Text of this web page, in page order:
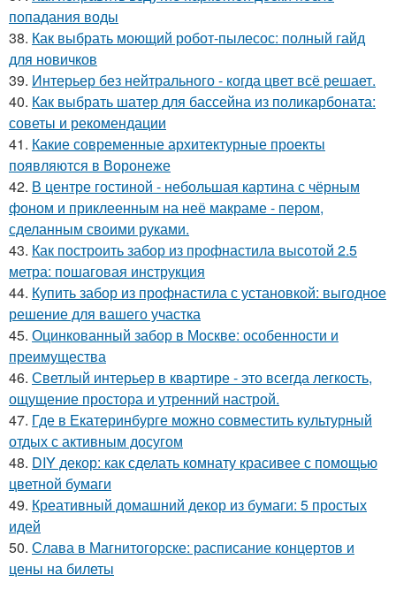
попадания воды
38. Как выбрать моющий робот-пылесос: полный гайд
для новичков
39. Интерьер без нейтрального - когда цвет всё решает.
40. Как выбрать шатер для бассейна из поликарбоната:
советы и рекомендации
41. Какие современные архитектурные проекты
появляются в Воронеже
42. В центре гостиной - небольшая картина с чёрным
фоном и приклеенным на неё макраме - пером,
сделанным своими руками.
43. Как построить забор из профнастила высотой 2.5
метра: пошаговая инструкция
44. Купить забор из профнастила с установкой: выгодное
решение для вашего участка
45. Оцинкованный забор в Москве: особенности и
преимущества
46. Светлый интерьер в квартире - это всегда легкость,
ощущение простора и утренний настрой.
47. Где в Екатеринбурге можно совместить культурный
отдых с активным досугом
48. DIY декор: как сделать комнату красивее с помощью
цветной бумаги
49. Креативный домашний декор из бумаги: 5 простых
идей
50. Слава в Магнитогорске: расписание концертов и
цены на билеты